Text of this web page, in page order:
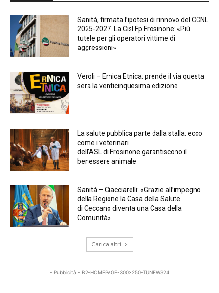
Sanità, firmata l’ipotesi di rinnovo del CCNL
2025-2027. La Cisl Fp Frosinone: «Più
tutele per gli operatori vittime di
aggressioni»
Veroli – Ernica Etnica: prende il via questa
sera la venticinquesima edizione
La salute pubblica parte dalla stalla: ecco
come i veterinari
dell’ASL di Frosinone garantiscono il
benessere animale
Sanità – Ciacciarelli: «Grazie all’impegno
della Regione la Casa della Salute
di Ceccano diventa una Casa della
Comunità»
Carica altri
- Pubblicità - B2-HOMEPAGE-300x250-TUNEWS24